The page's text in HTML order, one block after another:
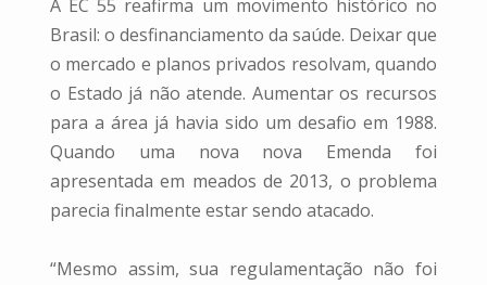
A EC 55 reafirma um movimento histórico no
Brasil: o desfinanciamento da saúde. Deixar que
o mercado e planos privados resolvam, quando
o Estado já não atende. Aumentar os recursos
para a área já havia sido um desafio em 1988.
Quando uma nova nova Emenda foi
apresentada em meados de 2013, o problema
parecia finalmente estar sendo atacado.
“Mesmo assim, sua regulamentação não foi